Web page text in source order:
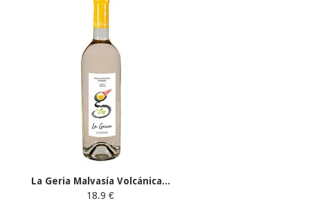
La Geria Malvasía Volcánica...
18.9 €